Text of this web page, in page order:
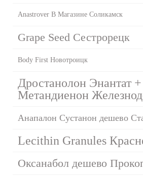
Anastrover В Магазине Соликамск
Grape Seed Сестрорецк
Body First Новотроицк
Дростанолон Энантат +
Метандиенон
Анапалон Сустанон дешево
Lecithin Granules
Оксанабол дешево